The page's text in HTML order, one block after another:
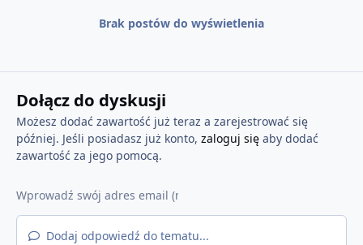
Brak postów do wyświetlenia
Dołącz do dyskusji
Możesz dodać zawartość już teraz a zarejestrować się
później. Jeśli posiadasz już konto, zaloguj sięaby dodać
zawartość za jego pomocą.
Dodaj odpowiedź do tematu...